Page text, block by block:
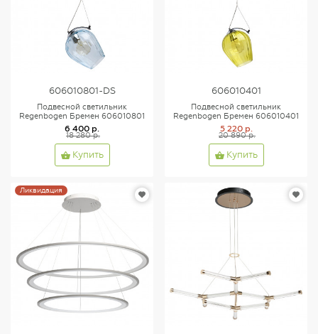
606010801-DS
Подвесной светильник
Regenbogen Бремен 606010801
6 400 р.
18 280 р.
Купить
606010401
Подвесной светильник
Regenbogen Бремен 606010401
5 220 р.
20 890 р.
Купить
Ликвидация